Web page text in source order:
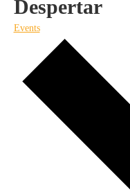
Despertar
Events